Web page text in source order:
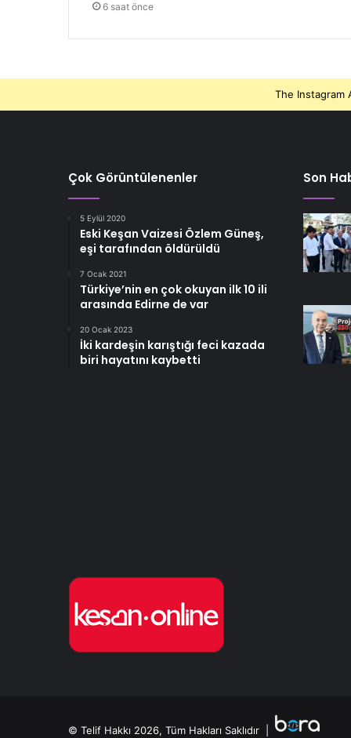
6 saat önce
The Instagram
Çok Görüntülenenler
5 Eylül 2020
Eski Keşan Vaizesi Özlem Güneş,
eşi tarafından öldürüldü
7 Ocak 2021
Türkiye’nin en çok okuyan ilk 10 ili
arasında Edirne de var
20 Ocak 2023
İki kardeşin karıştığı feci kazada
biri hayatını kaybetti
Son
© Telif Hakkı 2026, Tüm Hakları Saklıdır |